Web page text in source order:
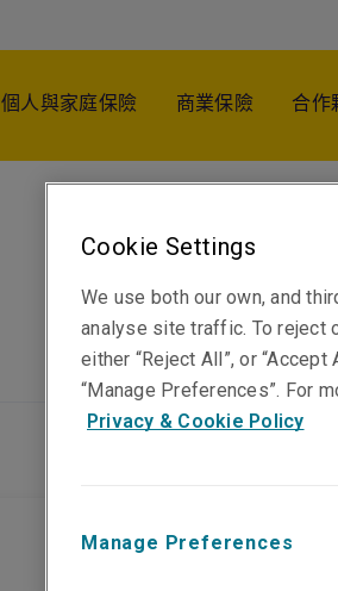
個人與家庭保險 商業保險 合作
Cookie Settings
We use both our own, and
analyse site traffic. To reject
either “Reject All”, or
“Manage Preferences”. For
Privacy & Cookie Policy
Manage Preferences